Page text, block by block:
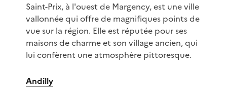
Saint-Prix, à l'ouest de Margency, est une ville
vallonnée qui offre de magnifiques points de
vue sur la région. Elle est réputée pour ses
maisons de charme et son village ancien, qui
lui confèrent une atmosphère pittoresque.
Andilly